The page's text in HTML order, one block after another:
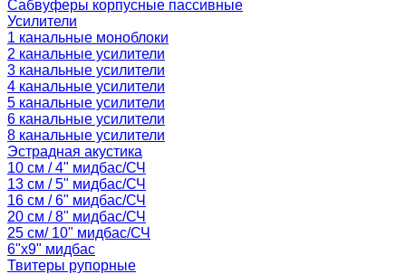
Сабвуферы корпусные пассивные
Усилители
1 канальные моноблоки
2 канальные усилители
3 канальные усилители
4 канальные усилители
5 канальные усилители
6 канальные усилители
8 канальные усилители
Эстрадная акустика
10 см / 4" мидбас/СЧ
13 см / 5" мидбас/СЧ
16 см / 6" мидбас/СЧ
20 см / 8" мидбас/СЧ
25 см/ 10" мидбас/СЧ
6"x9" мидбас
Твитеры рупорные